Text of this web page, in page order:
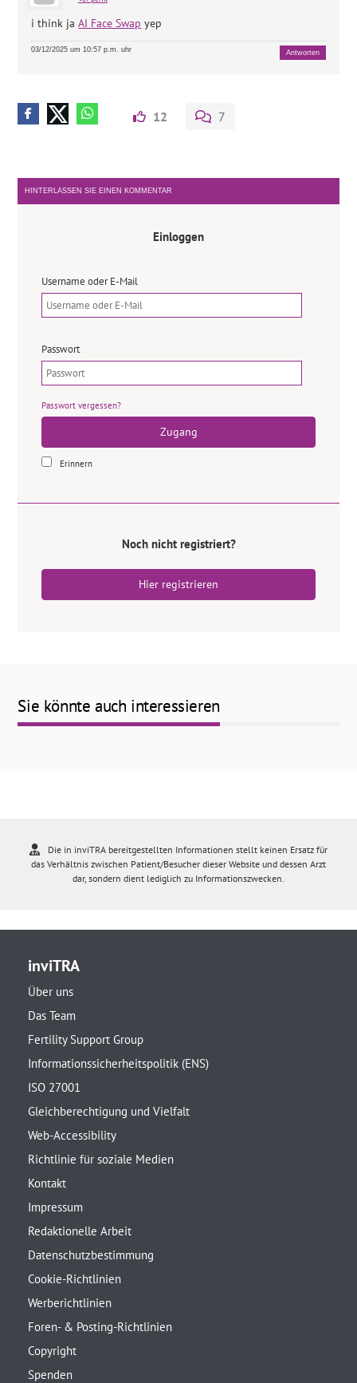
i think jaAI Face Swap yep
03/12/2025 um 10:57 p.m. uhr Antworten
12 7
HINTERLASSEN SIE EINEN KOMMENTAR
Einloggen
Username oder E-Mail
Passwort
Passwort vergessen?
Zugang
Erinnern
Noch nicht registriert?
Hier registrieren
Sie könnte auch interessieren
Die in inviTRA bereitgestellten Informationen stellt keinen Ersatz für
das Verhältnis zwischen Patient/Besucher dieser Website und dessen Arzt
dar, sondern dient lediglich zu Informationszwecken.
inviTRA
Über uns
Das Team
Fertility Support Group
Informationssicherheitspolitik (ENS)
ISO 27001
Gleichberechtigung und Vielfalt
Web-Accessibility
Richtlinie für soziale Medien
Kontakt
Impressum
Redaktionelle Arbeit
Datenschutzbestimmung
Cookie-Richtlinien
Werberichtlinien
Foren- & Posting-Richtlinien
Copyright
Spenden